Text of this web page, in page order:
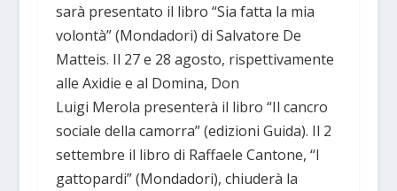
sarà presentato il libro “Sia fatta la mia
volontà” (Mondadori) di Salvatore De
Matteis. Il 27 e 28 agosto, rispettivamente
alle Axidie e al Domina, Don
Luigi Merola presenterà il libro “Il cancro
sociale della camorra” (edizioni Guida). Il 2
settembre il libro di Raffaele Cantone, “I
gattopardi” (Mondadori), chiuderà la